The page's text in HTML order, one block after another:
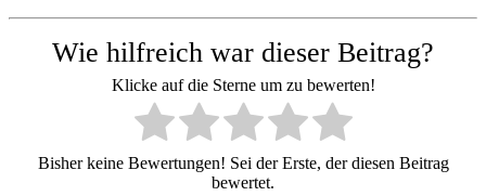
Wie hilfreich war dieser Beitrag?
Klicke auf die Sterne um zu bewerten!
Bisher keine Bewertungen! Sei der Erste, der diesen Beitrag
bewertet.